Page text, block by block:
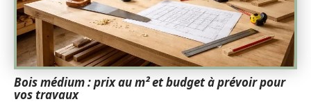
Bois médium : prix au m² et budget à prévoir pour
vos travaux